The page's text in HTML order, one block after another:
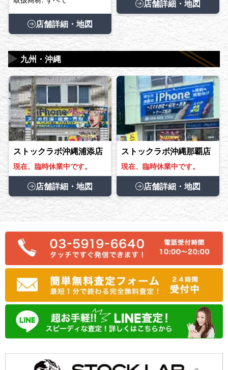
店舗詳細・地図
店舗詳細・地図
九州・沖縄
▶
ストックラボ沖縄浦添店
現在、臨時休業中です。
店舗詳細・地図
ストックラボ沖縄那覇店
現在、臨時休業中です。
店舗詳細・地図